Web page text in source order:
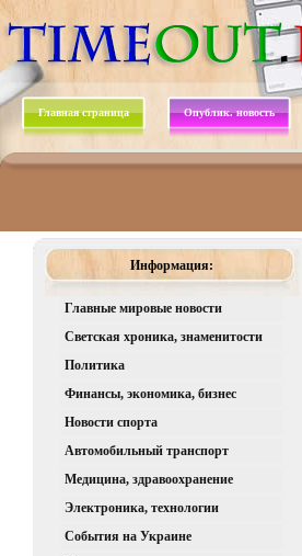
Главная страница Опублик. новость
Информация:
Главные мировые новости
Светская хроника, знаменитости
Политика
Финансы, экономика, бизнес
Новости спорта
Автомобильный транспорт
Медицина, здравоохранение
Электроника, технологии
События на Украине